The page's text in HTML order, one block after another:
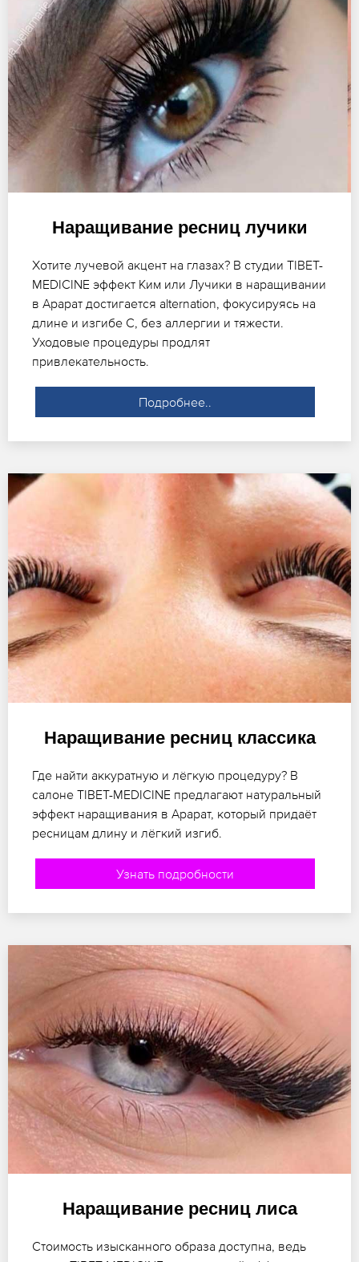
Наращивание ресниц лучики
Хотите лучевой акцент на глазах? В студии TIBET-
MEDICINE эффект Ким или Лучики в наращивании
в Арарат достигается alternation, фокусируясь на
длине и изгибе C, без аллергии и тяжести.
Уходовые процедуры продлят
привлекательность.
Подробнее..
Наращивание ресниц классика
Где найти аккуратную и лёгкую процедуру? В
салоне TIBET-MEDICINE предлагают натуральный
эффект наращивания в Арарат, который придаёт
ресницам длину и лёгкий изгиб.
Узнать подробности
Наращивание ресниц лиса
Стоимость изысканного образа доступна, ведь